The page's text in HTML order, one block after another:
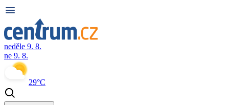
neděle 9. 8.
ne 9. 8.
29°C